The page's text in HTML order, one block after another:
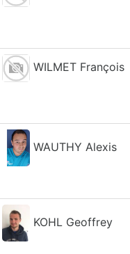
WILMET François
WAUTHY Alexis
KOHL Geoffrey